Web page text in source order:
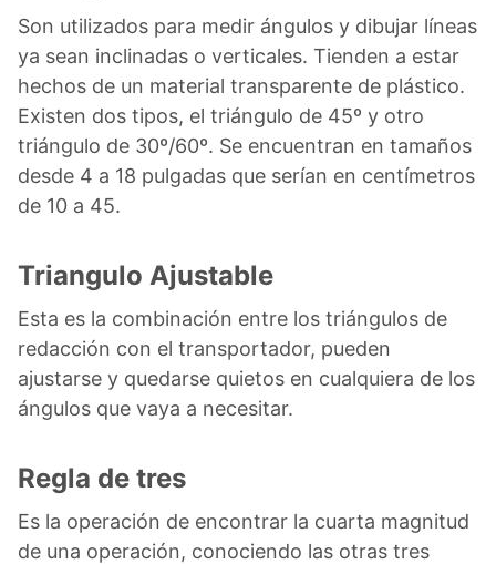
Son utilizados para medir ángulos y dibujar líneas
ya sean inclinadas o verticales. Tienden a estar
hechos de un material transparente de plástico.
Existen dos tipos, el triángulo de 45º y otro
triángulo de 30º/60º. Se encuentran en tamaños
desde 4 a 18 pulgadas que serían en centímetros
de 10 a 45.
Triangulo Ajustable
Esta es la combinación entre los triángulos de
redacción con el transportador, pueden
ajustarse y quedarse quietos en cualquiera de los
ángulos que vaya a necesitar.
Regla de tres
Es la operación de encontrar la cuarta magnitud
de una operación, conociendo las otras tres